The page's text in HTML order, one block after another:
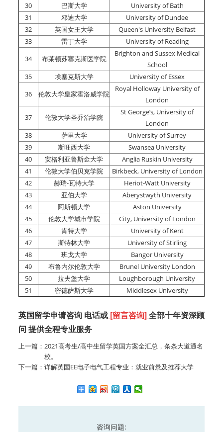
30
巴斯大学
University of Bath
31
邓迪大学
University of Dundee
32
英国女王大学
Queen's University Belfast
33
雷丁大学
University of Reading
34
布莱顿苏塞克斯医学院
Brighton and Sussex Medical
School
35
埃塞克斯大学
University of Essex
36
伦敦大学皇家霍洛威学院
Royal Holloway University of
London
37
伦敦大学圣乔治学院
St George’s, University of
London
38
萨里大学
University of Surrey
39
斯旺西大学
Swansea University
40
安格利亚鲁斯金大学
Anglia Ruskin University
41
伦敦大学伯贝克学院
Birkbeck, University of London
42
赫瑞-瓦特大学
Heriot-Watt University
43
亚伯大学
Aberystwyth University
44
阿斯顿大学
Aston University
45
伦敦大学城市学院
City, University of London
46
肯特大学
University of Kent
47
斯特林大学
University of Stirling
48
班戈大学
Bangor University
49
布鲁内尔伦敦大学
Brunel University London
50
拉夫堡大学
Loughborough University
51
密德萨斯大学 Middlesex University
英国留学申请咨询 电话或 [留言咨询]全部十年资深顾
问 提供全程专业服务
上一篇： 2021高考生/高中生留学英国方案全汇总，条条大道通名
校。
下一篇： 详解英国EE电子电气工程专业：就业前景及推荐大学
咨询问题: